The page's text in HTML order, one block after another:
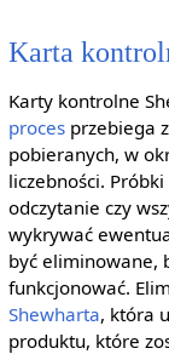
Karta
Karty kontrolne
procesprzebiega
pobieranych, w
liczebności.
odczytanie czy
wykrywać
być eliminowane,
funkcjonować.
Shewharta, która
produktu, które